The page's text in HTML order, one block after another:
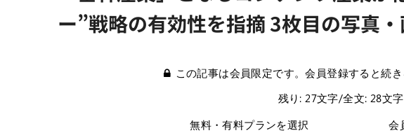
ー”戦略の有効性を指摘 3枚目の写真
この記事は会員限定です。会員登録すると続き
残り: 27文字/全文: 28文字
無料・有料プランを選択
会